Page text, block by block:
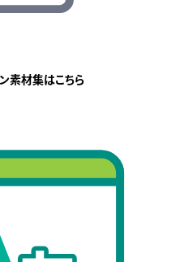
素材集はこちら